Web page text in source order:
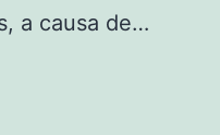
a causa de…